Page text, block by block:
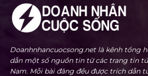
Doanhnhancuocsong.net là kênh tổng
dẫn một số nguồn tin từ các trang tin
Nam. Mỗi bài đăng đều được trích dẫn